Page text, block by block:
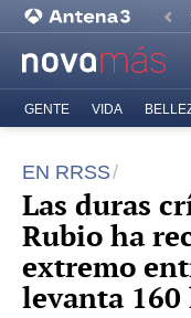
GENTE VIDA
EN RRSS
Las duras
Rubio ha
extremo
levanta